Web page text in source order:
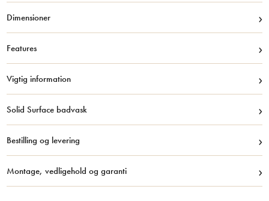
Dimensioner ›
Features ›
Vigtig information ›
Solid Surface badvask ›
Bestilling og levering ›
Montage, vedligehold og garanti ›